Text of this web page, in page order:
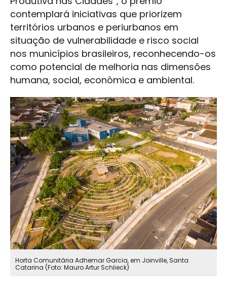
contemplará iniciativas que priorizem
territórios urbanos e periurbanos em
situação de vulnerabilidade e risco social
nos municípios brasileiros, reconhecendo-os
como potencial de melhoria nas dimensões
humana, social, econômica e ambiental.
Horta Comunitária Adhemar Garcia, em Joinville, Santa
Catarina (Foto: Mauro Artur Schlieck)